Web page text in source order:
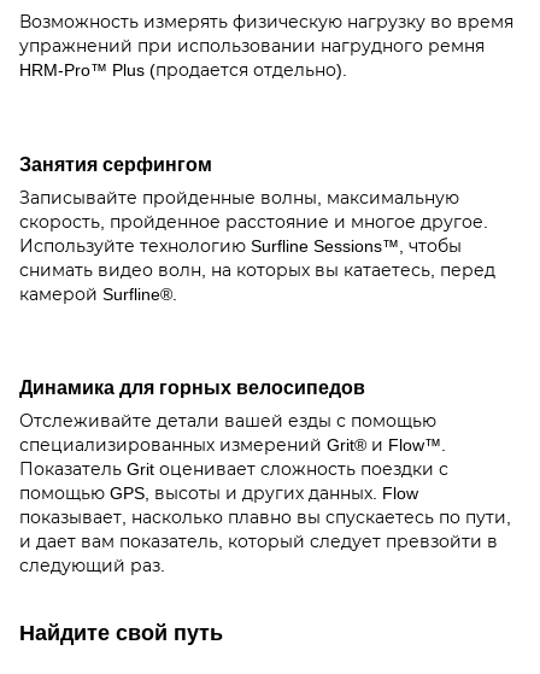
Возможность измерять физическую нагрузку во время
упражнений при использовании нагрудного ремня
HRM-Pro™ Plus (продается отдельно).
Занятия серфингом
Записывайте пройденные волны, максимальную
скорость, пройденное расстояние и многое другое.
Используйте технологию Surfline Sessions™, чтобы
снимать видео волн, на которых вы катаетесь, перед
камерой Surfline®.
Динамика для горных велосипедов
Отслеживайте детали вашей езды с помощью
специализированных измерений Grit® и Flow™.
Показатель Grit оценивает сложность поездки с
помощью GPS, высоты и других данных. Flow
показывает, насколько плавно вы спускаетесь по пути,
и дает вам показатель, который следует превзойти в
следующий раз.
Найдите свой путь